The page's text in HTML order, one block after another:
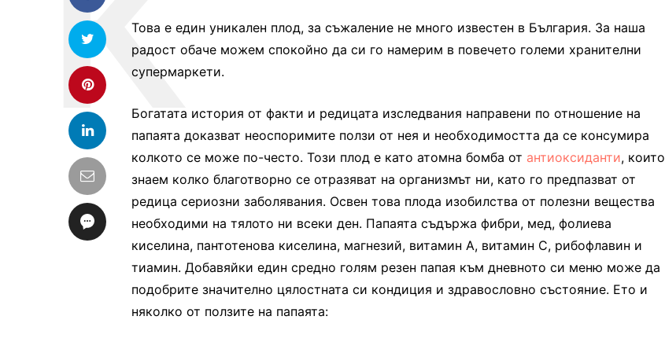
Това е един уникален плод, за съжаление не много известен в България. За наша
радост обаче можем спокойно да си го намерим в повечето големи хранителни
супермаркети.
Богатата история от факти и редицата изследвания направени по отношение на
папаята доказват неоспоримите ползи от нея и необходимостта да се консумира
колкото се може по-често. Този плод е като атомна бомба от антиоксиданти, които
знаем колко благотворно се отразяват на организмът ни, като го предпазват от
редица сериозни заболявания. Освен това плода изобилства от полезни вещества
необходими на тялото ни всеки ден. Папаята съдържа фибри, мед, фолиева
киселина, пантотенова киселина, магнезий, витамин А, витамин С, рибофлавин и
тиамин. Добавяйки един средно голям резен папая към дневното си меню може да
подобрите значително цялостната си кондиция и здравословно състояние. Ето и
няколко от ползите на папаята: